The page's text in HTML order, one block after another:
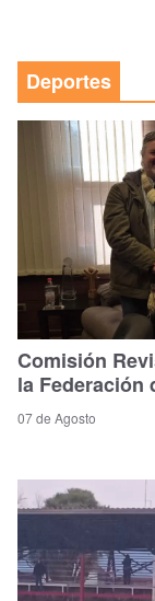
Deportes
Comisión
la Federación
07 de Agosto